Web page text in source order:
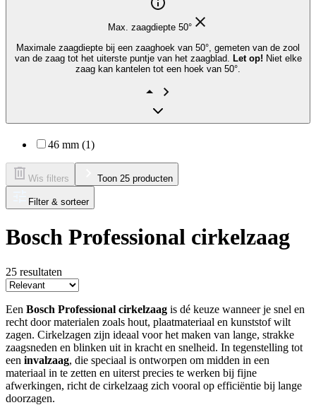
Max. zaagdiepte 50°
Maximale zaagdiepte bij een zaaghoek van 50°, gemeten van de zool
van de zaag tot het uiterste puntje van het zaagblad. Let op! Niet elke
zaag kan kantelen tot een hoek van 50°.
46 mm (1)
Wis filters Toon 25 producten
Filter & sorteer
Bosch Professional cirkelzaag
25 resultaten
Een Bosch Professional cirkelzaag is dé keuze wanneer je snel en
recht door materialen zoals hout, plaatmateriaal en kunststof wilt
zagen. Cirkelzagen zijn ideaal voor het maken van lange, strakke
zaagsneden en blinken uit in kracht en snelheid. In tegenstelling tot
een invalzaag, die speciaal is ontworpen om midden in een
materiaal in te zetten en uiterst precies te werken bij fijne
afwerkingen, richt de cirkelzaag zich vooral op efficiëntie bij lange
doorzagen.